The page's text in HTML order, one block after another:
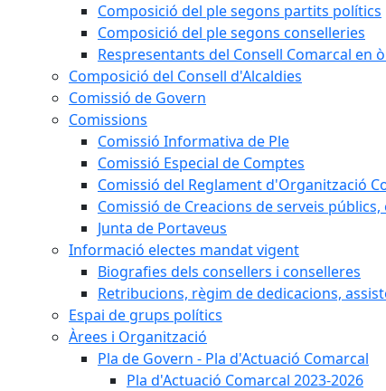
Composició del ple segons partits polítics
Composició del ple segons conselleries
Respresentants del Consell Comarcal en
Composició del Consell d'Alcaldies
Comissió de Govern
Comissions
Comissió Informativa de Ple
Comissió Especial de Comptes
Comissió del Reglament d'Organització
Comissió de Creacions de serveis
Junta de Portaveus
Informació electes mandat vigent
Biografies dels consellers i conselleres
Retribucions, règim de dedicacions,
Espai de grups polítics
Àrees i Organització
Pla de Govern - Pla d'Actuació Comarcal
Pla d'Actuació Comarcal 2023-2026